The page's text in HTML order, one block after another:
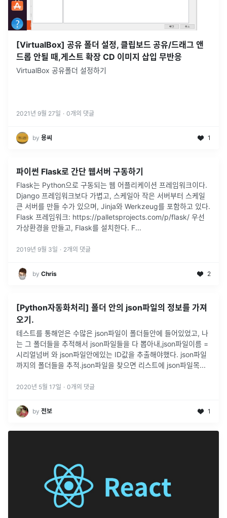
[VirtualBox] 공유 폴더 설정, 클립보드 공유/드래그 앤
드롭 안될 때,게스트 확장 CD 이미지 삽입 무반응
VirtualBox 공유폴더 설정하기
2021년 9월 27일 · 0개의 댓글
by 용씨 1
파이썬 Flask로 간단 웹서버 구동하기
Flask는 Python으로 구동되는 웹 어플리케이션 프레임워크이다.
Django 프레임워크보다 가볍고, 스케일아 작은 서버부터 스케일
큰 서버를 만들 수가 있으며, Jinja와 Werkzeug를 포함하고 있다.
Flask 프레임워크: https://palletsprojects.com/p/flask/ 우선
가상환경을 만들고, Flask를 설치한다. F...
2019년 9월 3일 · 2개의 댓글
by Chris 2
[Python자동화처리] 폴더 안의 json파일의 정보를 가져
오기.
테스트를 통해얻은 수많은 json파일이 폴더들안에 들어있었고, 나
는 그 폴더들을 추적해서 json파일들을 다 뽑아내,json파일이름 =
시리얼넘버 와 json파일안에있는 ID값을 추출해야했다. json파일
까지의 폴더들을 추적.json파일을 찾으면 리스트에 json파일목...
2020년 5월 17일 · 0개의 댓글
by 전보 1